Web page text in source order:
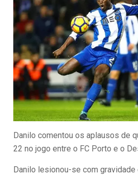
Danilo comentou os aplausos de
22 no jogo entre o FC Porto e o
Danilo lesionou-se com gravidade